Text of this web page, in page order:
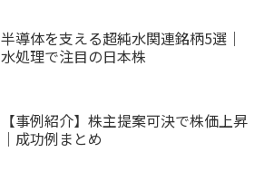
半導体を支える超純水関連銘柄5選｜
水処理で注目の日本株
【事例紹介】株主提案可決で株価上昇
｜成功例まとめ